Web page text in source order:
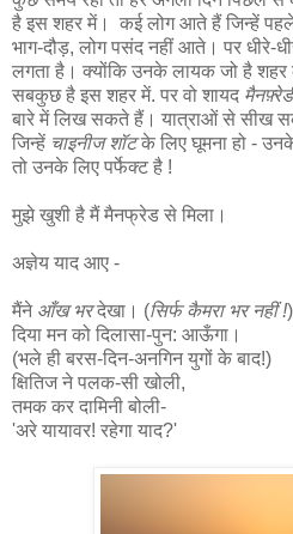
है इस शहर में। कई लोग आते हैं जिन्हें
भाग-दौड़, लोग पसंद नहीं आते। पर धीरे-
लगता है। क्योंकि उनके लायक जो है शहर
सबकुछ है इस शहर में. पर वो शायद
बारे में लिख सकते हैं। यात्राओं से सीख
जिन्हें चाइनीज शॉटके लिए घूमना हो -
तो उनके लिए पर्फेक्ट है !
मुझे खुशी है मैं मैनफ्रेड से मिला।
अज्ञेय याद आए -
मैंने आँख भरदेखा। (सिर्फ कैमरा भर नहीं !)
दिया मन को दिलासा-पुन: आऊँगा।
(भले ही बरस-दिन-अनगिन युगों के बाद!)
क्षितिज ने पलक-सी खोली,
तमक कर दामिनी बोली-
'अरे यायावर! रहेगा याद?'